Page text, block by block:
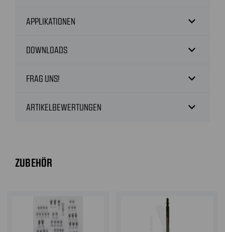
APPLIKATIONEN expand_more
DOWNLOADS expand_more
FRAG UNS! expand_more
ARTIKELBEWERTUNGEN expand_more
ZUBEHÖR